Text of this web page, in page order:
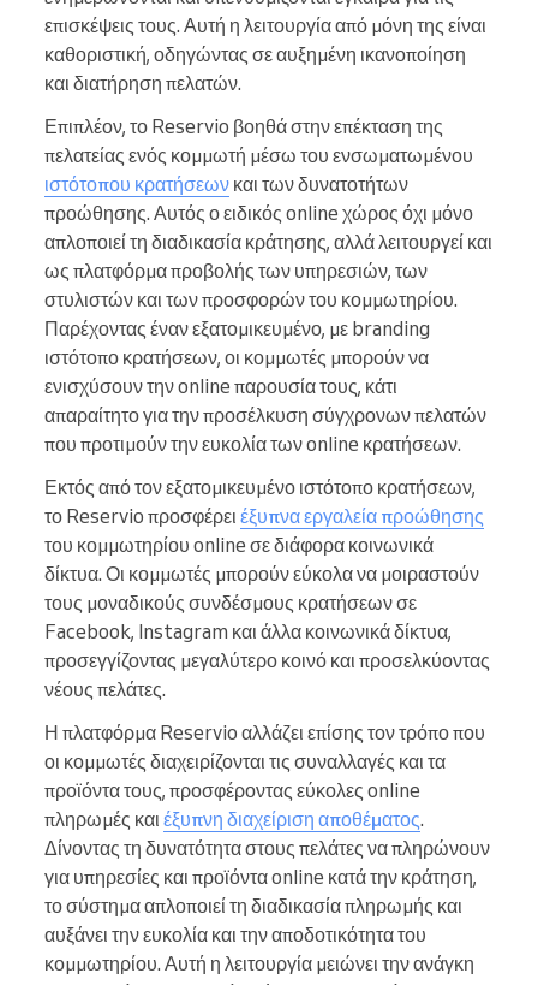
επισκέψεις τους. Αυτή η λειτουργία από μόνη της είναι
καθοριστική, οδηγώντας σε αυξημένη ικανοποίηση
και διατήρηση πελατών.
Επιπλέον, το Reservio βοηθά στην επέκταση της
πελατείας ενός κομμωτή μέσω του ενσωματωμένου
ιστότοπου κρατήσεων και των δυνατοτήτων
προώθησης. Αυτός ο ειδικός online χώρος όχι μόνο
απλοποιεί τη διαδικασία κράτησης, αλλά λειτουργεί και
ως πλατφόρμα προβολής των υπηρεσιών, των
στυλιστών και των προσφορών του κομμωτηρίου.
Παρέχοντας έναν εξατομικευμένο, με branding
ιστότοπο κρατήσεων, οι κομμωτές μπορούν να
ενισχύσουν την online παρουσία τους, κάτι
απαραίτητο για την προσέλκυση σύγχρονων πελατών
που προτιμούν την ευκολία των online κρατήσεων.
Εκτός από τον εξατομικευμένο ιστότοπο κρατήσεων,
το Reservio προσφέρει έξυπνα εργαλεία προώθησης
του κομμωτηρίου online σε διάφορα κοινωνικά
δίκτυα. Οι κομμωτές μπορούν εύκολα να μοιραστούν
τους μοναδικούς συνδέσμους κρατήσεων σε
Facebook, Instagram και άλλα κοινωνικά δίκτυα,
προσεγγίζοντας μεγαλύτερο κοινό και προσελκύοντας
νέους πελάτες.
Η πλατφόρμα Reservio αλλάζει επίσης τον τρόπο που
οι κομμωτές διαχειρίζονται τις συναλλαγές και τα
προϊόντα τους, προσφέροντας εύκολες online
πληρωμές και έξυπνη διαχείριση αποθέματος.
Δίνοντας τη δυνατότητα στους πελάτες να πληρώνουν
για υπηρεσίες και προϊόντα online κατά την κράτηση,
το σύστημα απλοποιεί τη διαδικασία πληρωμής και
αυξάνει την ευκολία και την αποδοτικότητα του
κομμωτηρίου. Αυτή η λειτουργία μειώνει την ανάγκη